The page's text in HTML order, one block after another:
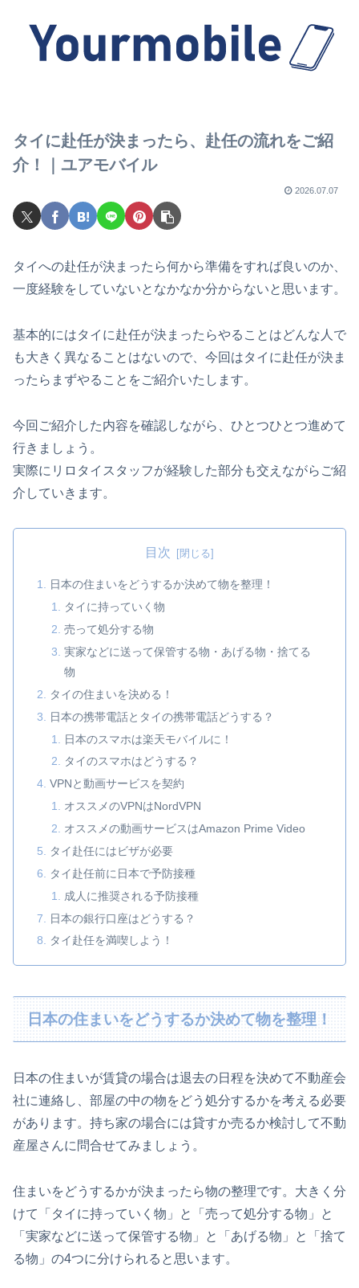
タイに赴任が決まったら、赴任の流れをご紹
介！｜ユアモバイル
2026.07.07
タイへの赴任が決まったら何から準備をすれば良いのか、
一度経験をしていないとなかなか分からないと思います。
基本的にはタイに赴任が決まったらやることはどんな人で
も大きく異なることはないので、今回はタイに赴任が決ま
ったらまずやることをご紹介いたします。
今回ご紹介した内容を確認しながら、ひとつひとつ進めて
行きましょう。
実際にリロタイスタッフが経験した部分も交えながらご紹
介していきます。
目次
日本の住まいをどうするか決めて物を整理！
タイに持っていく物
売って処分する物
実家などに送って保管する物・あげる物・捨てる
物
タイの住まいを決める！
日本の携帯電話とタイの携帯電話どうする？
日本のスマホは楽天モバイルに！
タイのスマホはどうする？
VPNと動画サービスを契約
オススメのVPNはNordVPN
オススメの動画サービスはAmazon Prime Video
タイ赴任にはビザが必要
タイ赴任前に日本で予防接種
成人に推奨される予防接種
日本の銀行口座はどうする？
タイ赴任を満喫しよう！
日本の住まいをどうするか決めて物を整理！
日本の住まいが賃貸の場合は退去の日程を決めて不動産会
社に連絡し、部屋の中の物をどう処分するかを考える必要
があります。持ち家の場合には貸すか売るか検討して不動
産屋さんに問合せてみましょう。
住まいをどうするかが決まったら物の整理です。大きく分
けて「タイに持っていく物」と「売って処分する物」と
「実家などに送って保管する物」と「あげる物」と「捨て
る物」の4つに分けられると思います。